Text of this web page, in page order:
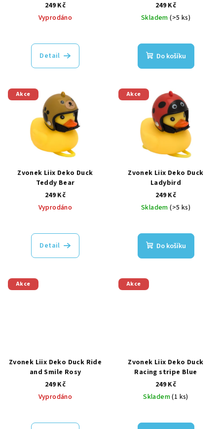
249 Kč
Vyprodáno
Detail
249 Kč
Skladem(>5 ks)
Do košíku
Akce
Zvonek Liix Deko Duck
Teddy Bear
249 Kč
Vyprodáno
Detail
Akce
Zvonek Liix Deko Duck
Ladybird
249 Kč
Skladem(>5 ks)
Do košíku
Akce
Zvonek Liix Deko Duck Ride
and Smile Rosy
249 Kč
Vyprodáno
Akce
Zvonek Liix Deko Duck
Racing stripe Blue
249 Kč
Skladem(1 ks)